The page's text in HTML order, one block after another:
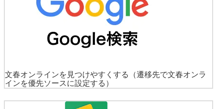
文春オンラインを見つけやすくする
（遷移先で文春オンラ
インを優先ソースに設定する）